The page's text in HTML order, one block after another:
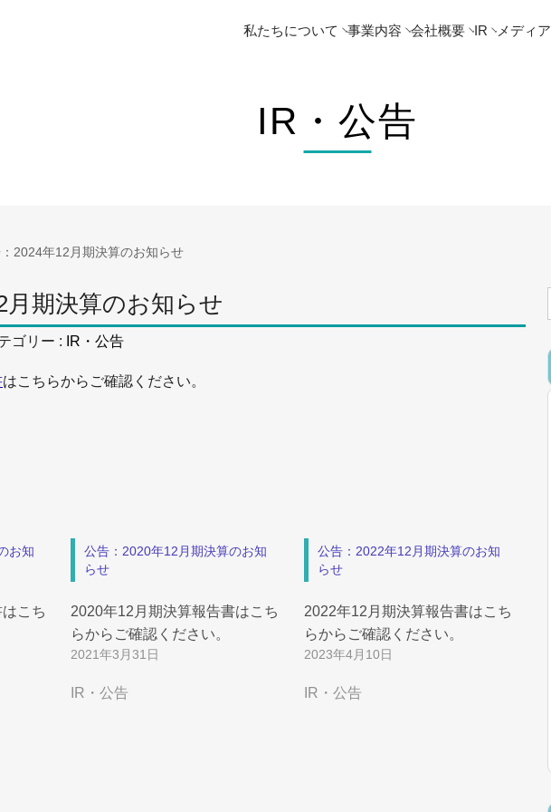
私たちについて 事業内容 会社概要 IR メディア
2024年12月期決算のお知らせ
IR・公告
月期決算のお知らせ
ゴリー : IR・公告
はこちらからご確認ください。
お知
こち
公告：2020年12月期決算のお知
らせ
2020年12月期決算報告書はこち
らからご確認ください。
2021年3月31日
IR・公告
公告：2022年12月期決算のお知
らせ
2022年12月期決算報告書はこち
らからご確認ください。
2023年4月10日
IR・公告